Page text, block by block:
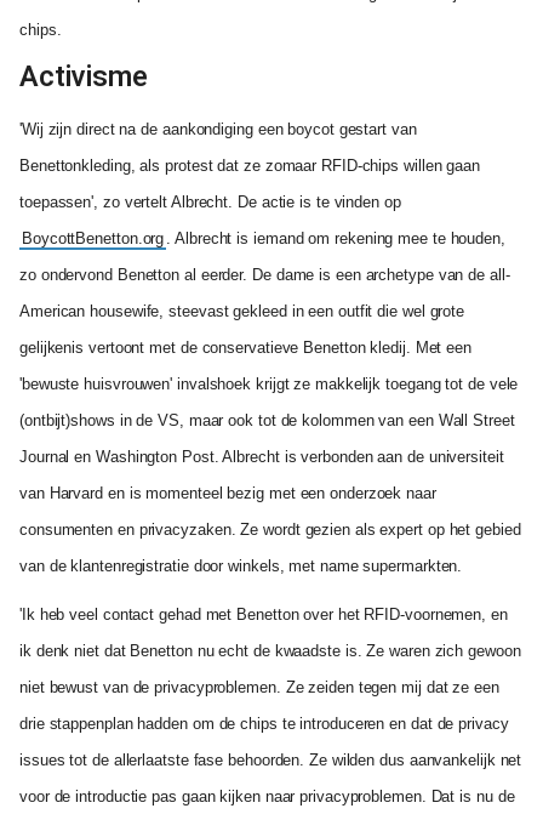
chips.
Activisme
'Wij zijn direct na de aankondiging een boycot gestart van
Benettonkleding, als protest dat ze zomaar RFID-chips willen gaan
toepassen', zo vertelt Albrecht. De actie is te vinden op
BoycottBenetton.org . Albrecht is iemand om rekening mee te houden,
zo ondervond Benetton al eerder. De dame is een archetype van de all-
American housewife, steevast gekleed in een outfit die wel grote
gelijkenis vertoont met de conservatieve Benetton kledij. Met een
'bewuste huisvrouwen' invalshoek krijgt ze makkelijk toegang tot de vele
(ontbijt)shows in de VS, maar ook tot de kolommen van een Wall Street
Journal en Washington Post. Albrecht is verbonden aan de universiteit
van Harvard en is momenteel bezig met een onderzoek naar
consumenten en privacyzaken. Ze wordt gezien als expert op het gebied
van de klantenregistratie door winkels, met name supermarkten.
'Ik heb veel contact gehad met Benetton over het RFID-voornemen, en
ik denk niet dat Benetton nu echt de kwaadste is. Ze waren zich gewoon
niet bewust van de privacyproblemen. Ze zeiden tegen mij dat ze een
drie stappenplan hadden om de chips te introduceren en dat de privacy
issues tot de allerlaatste fase behoorden. Ze wilden dus aanvankelijk net
voor de introductie pas gaan kijken naar privacyproblemen. Dat is nu de